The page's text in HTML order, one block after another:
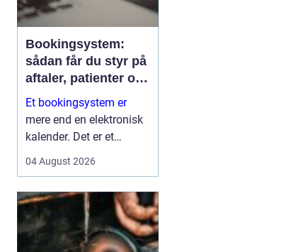
Bookingsystem:
sådan får du styr på
aftaler, patienter og
tid
Et bookingsystem er
mere end en elektronisk
kalender. Det er et
klinikker, behandlere og
at få bedre overblik over
tid, ressourcer og
kontakt til patienter eller
04 August 2026